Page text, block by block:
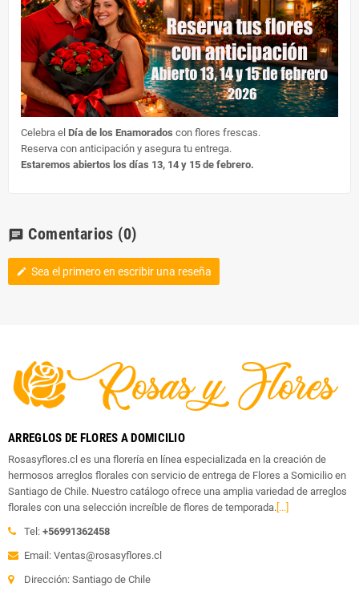
Celebra el Día de los Enamorados con flores frescas.
Reserva con anticipación y asegura tu entrega.
Estaremos abiertos los días 13, 14 y 15 de febrero.
chat Comentarios (0)
edit Sea el primero en escribir una reseña
ARREGLOS DE FLORES A DOMICILIO
Rosasyflores.cl es una florería en línea especializada en la creación de
hermosos arreglos florales con servicio de entrega de Flores a Somicilio en
Santiago de Chile. Nuestro catálogo ofrece una amplia variedad de arreglos
florales con una selección increíble de flores de temporada. [...]
Tel: +56991362458
Email: Ventas@rosasyflores.cl
Dirección: Santiago de Chile